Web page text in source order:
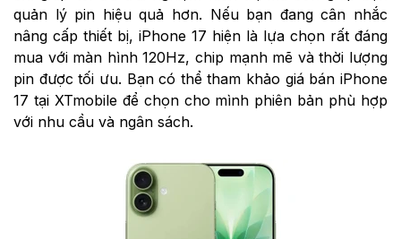
quản lý pin hiệu quả hơn. Nếu bạn đang cân nhắc
nâng cấp thiết bị, iPhone 17 hiện là lựa chọn rất đáng
mua với màn hình 120Hz, chip mạnh mẽ và thời lượng
pin được tối ưu. Bạn có thể tham khảo giá bán iPhone
17 tại XTmobile để chọn cho mình phiên bản phù hợp
với nhu cầu và ngân sách.